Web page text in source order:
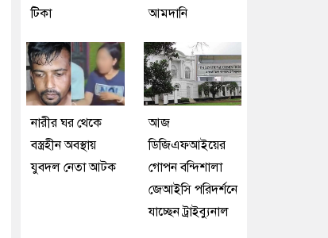
টিকা
আমদানি
নারীর ঘর থেকে
বস্ত্রহীন অবস্থায়
যুবদল নেতা আটক
আজ
ডিজিএফআইয়ের
গোপন বন্দিশালা
জেআইসি পরিদর্শনে
যাচ্ছেন ট্রাইব্যুনাল